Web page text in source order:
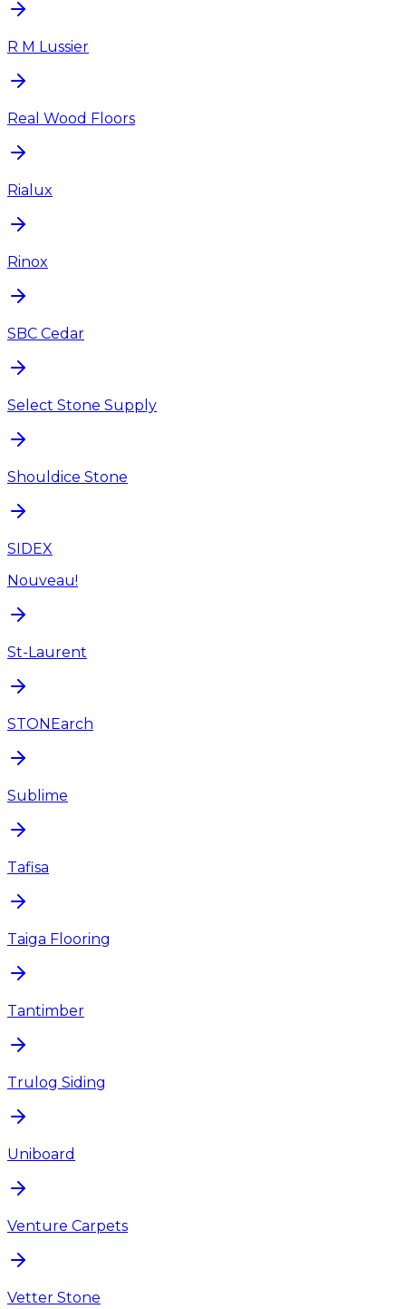
R M Lussier
Real Wood Floors
Rialux
Rinox
SBC Cedar
Select Stone Supply
Shouldice Stone
SIDEX
Nouveau!
St-Laurent
STONEarch
Sublime
Tafisa
Taiga Flooring
Tantimber
Trulog Siding
Uniboard
Venture Carpets
Vetter Stone